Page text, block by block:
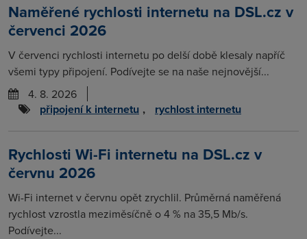
Naměřené rychlosti internetu na DSL.cz v
červenci 2026
V červenci rychlosti internetu po delší době klesaly napříč
všemi typy připojení. Podívejte se na naše nejnovější...
4. 8. 2026
připojení k internetu , rychlost internetu
Rychlosti Wi-Fi internetu na DSL.cz v
červnu 2026
Wi-Fi internet v červnu opět zrychlil. Průměrná naměřená
rychlost vzrostla meziměsíčně o 4 % na 35,5 Mb/s.
Podívejte...